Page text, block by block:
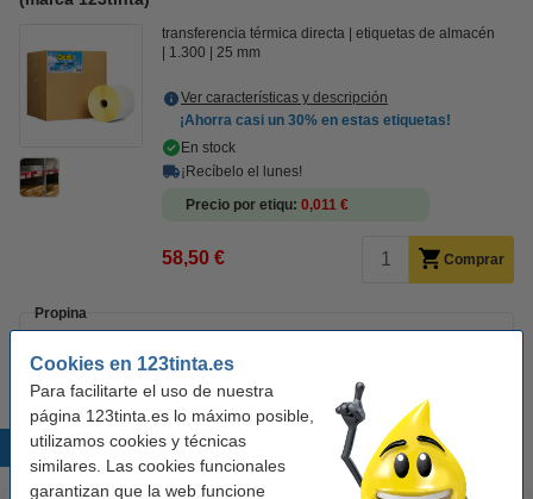
Cookies en 123tinta.es
Para facilitarte el uso de nuestra
página 123tinta.es lo máximo posible,
utilizamos cookies y técnicas
similares. Las cookies funcionales
garantizan que la web funcione
transferencia térmica directa
etiquetas de almacén
1.300
25 mm
Ver características y descripción
¡Ahorra casi un 30% en estas etiquetas!
En stock
¡Recíbelo el lunes!
Precio por etiqu 0,011 €
58,50 € Comprar
Propina
etiquetas originales.
Productos destacados